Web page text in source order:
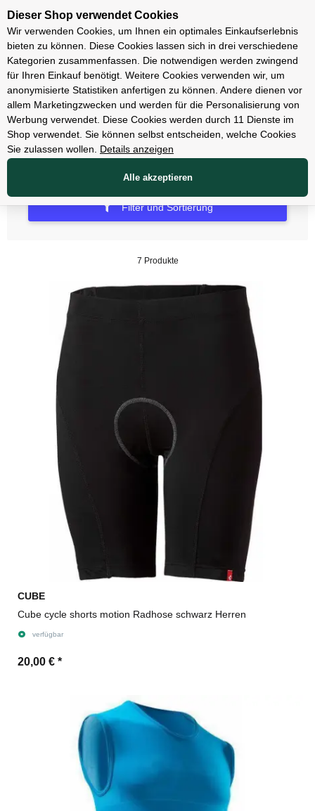
Unsere Filialen
Bekleidung
Unterwäsche
Filter und Sortierung
7 Produkte
CUBE
Cube cycle shorts motion Radhose schwarz Herren
verfügbar
20,00 € *
Dieser Shop verwendet Cookies
Wir verwenden Cookies, um Ihnen ein optimales Einkaufserlebnis
bieten zu können. Diese Cookies lassen sich in drei verschiedene
Kategorien zusammenfassen. Die notwendigen werden zwingend
für Ihren Einkauf benötigt. Weitere Cookies verwenden wir, um
anonymisierte Statistiken anfertigen zu können. Andere dienen vor
allem Marketingzwecken und werden für die Personalisierung von
Werbung verwendet. Diese Cookies werden durch 11 Dienste im
Shop verwendet. Sie können selbst entscheiden, welche Cookies
Sie zulassen wollen.
Details anzeigen
Alle akzeptieren